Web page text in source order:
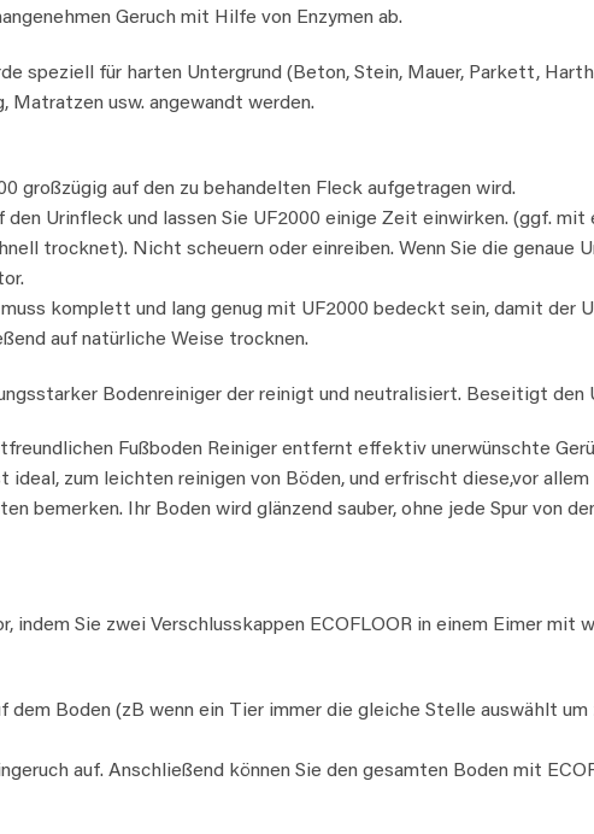
Geruch mit Hilfe von Enzymen ab.
speziell für harten Untergrund (Beton, Stein, Mauer, Parkett,
Matratzen usw. angewandt werden.
großzügig auf den zu behandelten Fleck aufgetragen wird.
den Urinfleck und lassen Sie UF2000 einige Zeit einwirken. (ggf.
trocknet). Nicht scheuern oder einreiben. Wenn Sie die genaue
komplett und lang genug mit UF2000 bedeckt sein, damit der
auf natürliche Weise trocknen.
Bodenreiniger der reinigt und neutralisiert. Beseitigt den
Fußboden Reiniger entfernt effektiv unerwünschte
zum leichten reinigen von Böden, und erfrischt diese,vor
bemerken. Ihr Boden wird glänzend sauber, ohne jede Spur von
indem Sie zwei Verschlusskappen ECOFLOOR in einem Eimer mit
dem Boden (zB wenn ein Tier immer die gleiche Stelle auswählt
auf. Anschließend können Sie den gesamten Boden mit